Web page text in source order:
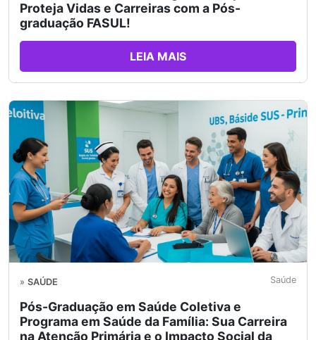
Proteja Vidas e Carreiras com a Pós-
graduação FASUL!
LEIA MAIS
» SAÚDE Saúde
Pós-Graduação em Saúde Coletiva e
Programa em Saúde da Família: Sua Carreira
na Atenção Primária e o Impacto Social da